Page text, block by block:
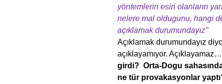
yöntemlerin esiri olanların
nelere mal oldugunu, hangi
açıklamak durumundayız’’
Açıklamak durumundayız
açıklayamıyor.
girdi? Orta-Dogu
ne tür provakasyonlar